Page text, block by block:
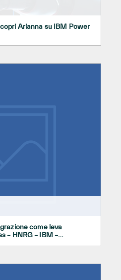
Arianna su IBM Power
come leva
– HNRG – IBM –